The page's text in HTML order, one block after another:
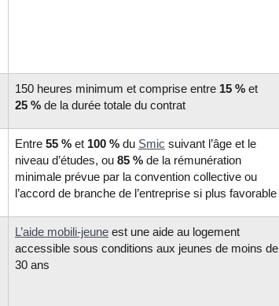
150 heures minimum et comprise entre 15 % et
25 % de la durée totale du contrat
Entre 55 % et 100 % du Smic suivant l’âge et le
niveau d’études, ou 85 % de la rémunération
minimale prévue par la convention collective ou
l’accord de branche de l’entreprise si plus favorable
L’aide mobili-jeune est une aide au logement
accessible sous conditions aux jeunes de moins de
30 ans